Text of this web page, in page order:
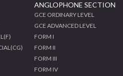
ANGLOPHONE SECTION
GCE ORDINARY LEVEL
GCE ADVANCED LEVEL
FORM I
FORM II
FORM III
FORM IV